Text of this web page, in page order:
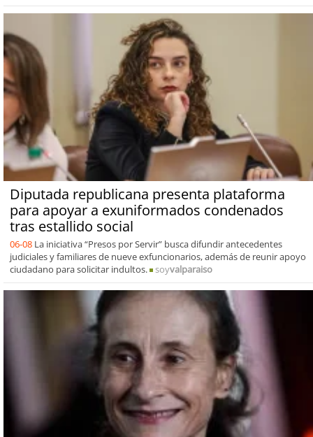
Diputada republicana presenta plataforma
para apoyar a exuniformados condenados
tras estallido social
06-08 La iniciativa “Presos por Servir” busca difundir antecedentes
judiciales y familiares de nueve exfuncionarios, además de reunir apoyo
ciudadano para solicitar indultos.
soyvalparaiso